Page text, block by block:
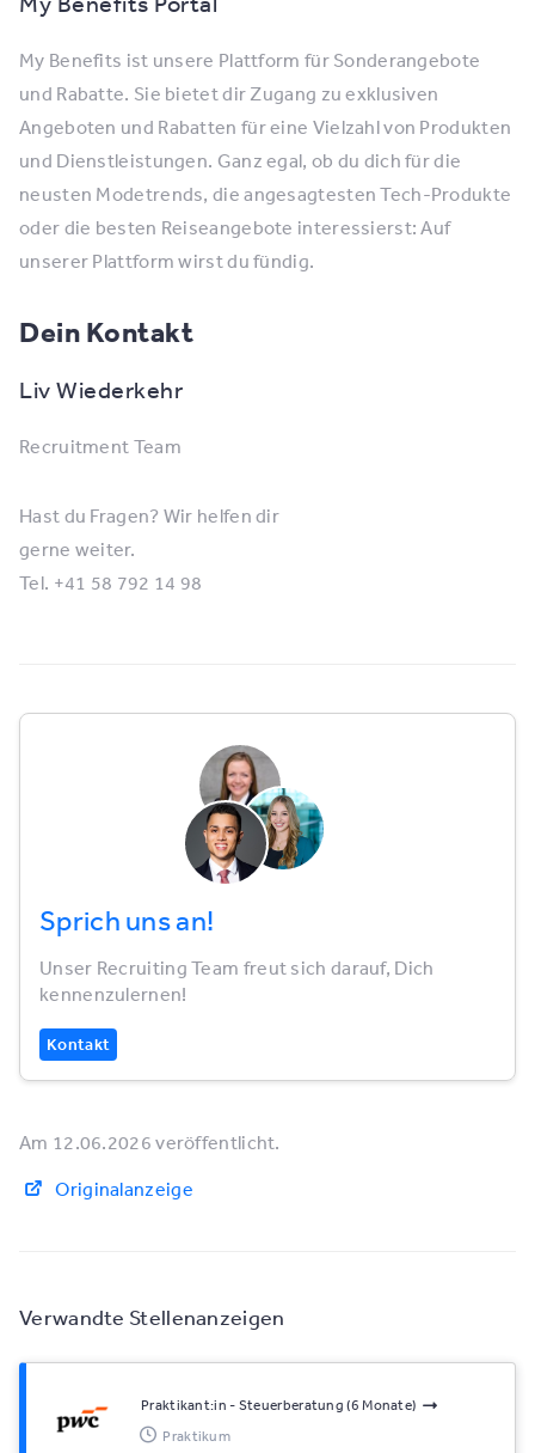
Verwandte Stellenanzeigen
Praktikant:in - Steuerberatung (6 Monate)
Praktikum
My Benefits ist unsere Plattform für Sonderangebote
und Rabatte. Sie bietet dir Zugang zu exklusiven
Angeboten und Rabatten für eine Vielzahl von Produkten
und Dienstleistungen. Ganz egal, ob du dich für die
neusten Modetrends, die angesagtesten Tech-Produkte
oder die besten Reiseangebote interessierst: Auf
unserer Plattform wirst du fündig.
Dein Kontakt
Liv Wiederkehr
Recruitment Team
Hast du Fragen? Wir helfen dir
gerne weiter.
Tel. +41 58 792 14 98
Sprich uns an!
Unser Recruiting Team freut sich darauf, Dich
kennenzulernen!
Kontakt
Am 12.06.2026 veröffentlicht.
Originalanzeige